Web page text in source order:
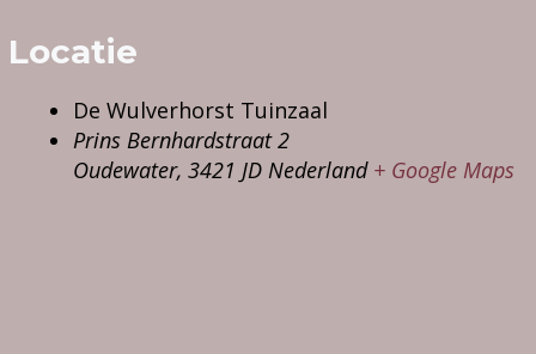
Locatie
De Wulverhorst Tuinzaal
Prins Bernhardstraat 2
Oudewater, 3421 JD Nederland + Google Maps